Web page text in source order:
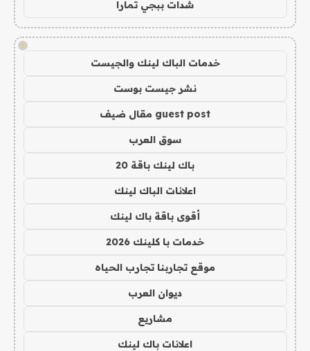
شدات ببجي تمارا
!
خدمات الباك لينك والجيست
نشر جيست بوست
guest post مقال ضيف
سوق العرب
باك لينك باقة 20
اعلانات الباك لينك
أقوى باقة باك لينك
خدمات با كلينك 2026
موقع تجاربنا تجارب الحياه
ديوان العرب
مشاريع
اعلانات باك لينك